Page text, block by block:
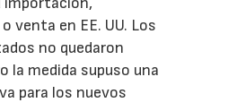
venta en EE. UU. Los
no quedaron
la medida supuso una
para los nuevos